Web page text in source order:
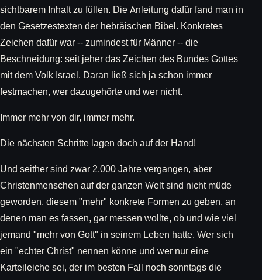
sichtbarem Inhalt zu füllen. Die Anleitung dafür fand man in
den Gesetzestexten der hebräischen Bibel. Konkretes
Zeichen dafür war -- zumindest für Männer -- die
Beschneidung: seit jeher das Zeichen des Bundes Gottes
mit dem Volk Israel. Daran ließ sich ja schon immer
festmachen, wer dazugehörte und wer nicht.
Immer mehr von dir, immer mehr.
Die nächsten Schritte lagen doch auf der Hand!
Und seither sind zwar 2.000 Jahre vergangen, aber
Christenmenschen auf der ganzen Welt sind nicht müde
geworden, diesem "mehr" konkrete Formen zu geben, an
denen man es fassen, gar messen wollte, ob und wie viel
jemand "mehr von Gott" in seinem Leben hatte. Wer sich
ein "echter Christ" nennen könne und wer nur eine
Karteileiche sei, der im besten Fall noch sonntags die